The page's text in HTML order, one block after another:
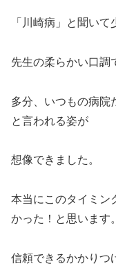
「川崎病」と聞い
先生の柔らかい口調
多分、いつもの病院
と言われる姿が
想像できました。
本当にこのタイミン
かった！と思います。
信頼できるかかりつ